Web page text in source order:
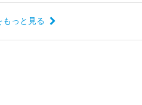
もっと見る